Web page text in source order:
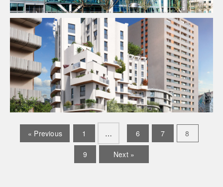
Fluides Ingenierie TCE Pilotage D'opération / MOEX
Programme Mixte
Structure
« Previous 1 … 6 7 8
9 Next »